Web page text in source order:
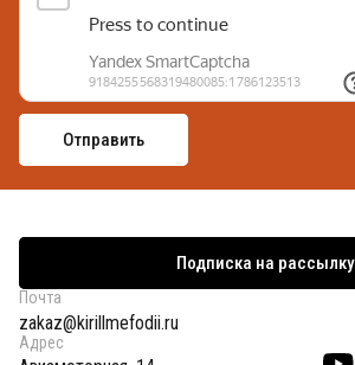
Подписка на рассылку
Почта
zakaz@kirillmefodii.ru
Адрес